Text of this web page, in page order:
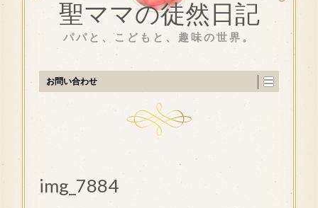
聖ママの徒然日記
パパと、こどもと、趣味の世界。
お問い合わせ
img_7884